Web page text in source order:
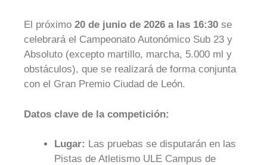
El próximo 20 de junio de 2026 a las 16:30 se
celebrará el Campeonato Autonómico Sub 23 y
Absoluto (excepto martillo, marcha, 5.000 ml y
obstáculos), que se realizará de forma conjunta
con el Gran Premio Ciudad de León.
Datos clave de la competición:
Lugar: Las pruebas se disputarán en las
Pistas de Atletismo ULE Campus de